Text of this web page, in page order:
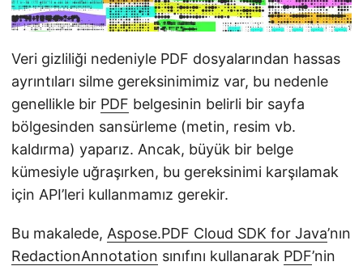
Veri gizliliği nedeniyle PDF dosyalarından hassas
ayrıntıları silme gereksinimimiz var, bu nedenle
genellikle bir PDF belgesinin belirli bir sayfa
bölgesinden sansürleme (metin, resim vb.
kaldırma) yaparız. Ancak, büyük bir belge
kümesiyle uğraşırken, bu gereksinimi karşılamak
için API’leri kullanmamız gerekir.
Bu makalede, Aspose.PDF Cloud SDK for Java’nın
RedactionAnnotation sınıfını kullanarak PDF’nin